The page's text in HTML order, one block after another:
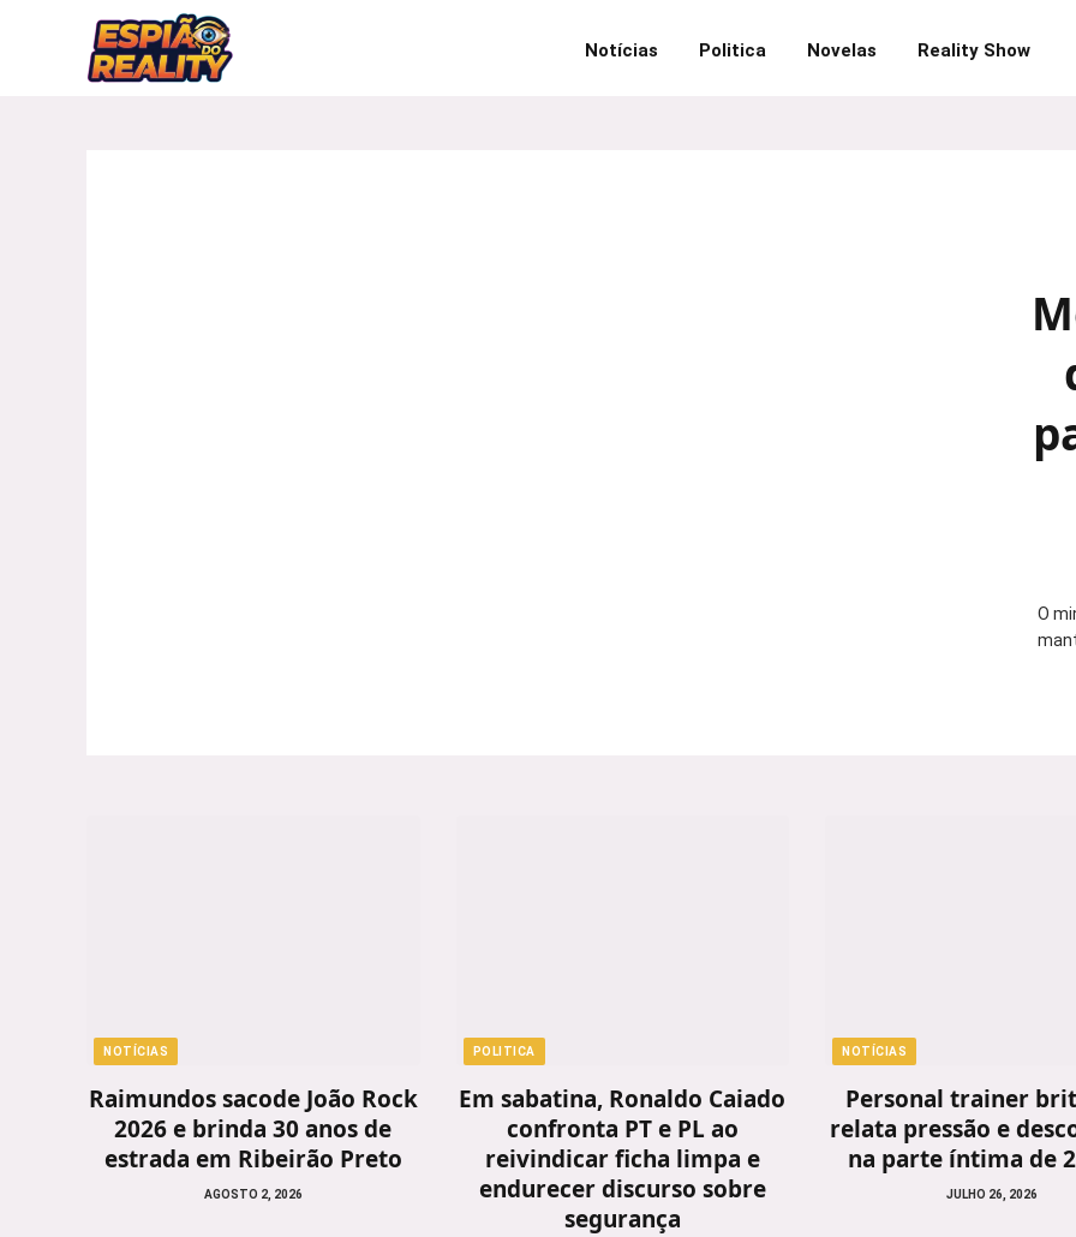
Notícias Politica Novelas Reality Show
O
NOTÍCIAS
Raimundos sacode João Rock
2026 e brinda 30 anos de
estrada em Ribeirão Preto
AGOSTO 2, 2026
POLITICA
Em sabatina, Ronaldo Caiado
confronta PT e PL ao
reivindicar ficha limpa e
endurecer discurso sobre
segurança
NOTÍCIAS
Personal trainer
relata pressão e
na parte íntima de
JULHO 26, 2026